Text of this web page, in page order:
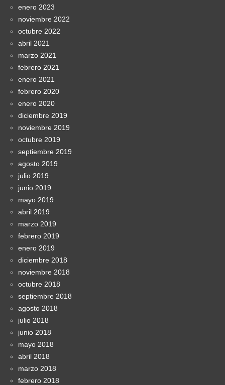
enero 2023
noviembre 2022
octubre 2022
abril 2021
marzo 2021
febrero 2021
enero 2021
febrero 2020
enero 2020
diciembre 2019
noviembre 2019
octubre 2019
septiembre 2019
agosto 2019
julio 2019
junio 2019
mayo 2019
abril 2019
marzo 2019
febrero 2019
enero 2019
diciembre 2018
noviembre 2018
octubre 2018
septiembre 2018
agosto 2018
julio 2018
junio 2018
mayo 2018
abril 2018
marzo 2018
febrero 2018